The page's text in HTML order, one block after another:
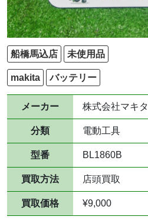
船橋馬込店 未使用品
makita バッテリー
メーカー 株式会社マキタ
分類 電動工具
型番 BL1860B
買取方法 店頭買取
買取価格 ¥9,000